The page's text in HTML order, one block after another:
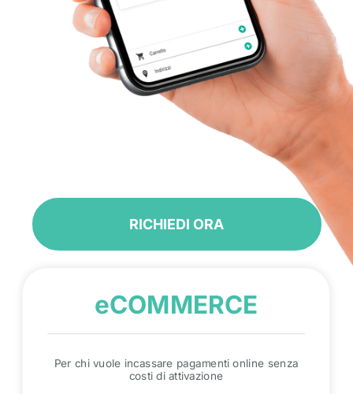
RICHIEDI ORA
eCOMMERCE
Per chi vuole incassare pagamenti online senza
costi di attivazione